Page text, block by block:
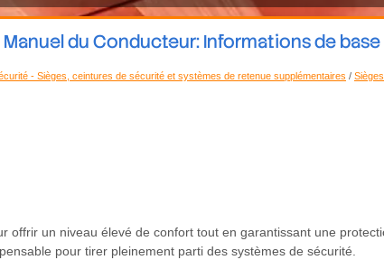
du Conducteur: Informations de base
- Sièges, ceintures de sécurité et systèmes de retenue supplémentaires / Sièges
offrir un niveau élevé de confort tout en garantissant une
pour tirer pleinement parti des systèmes de sécurité.